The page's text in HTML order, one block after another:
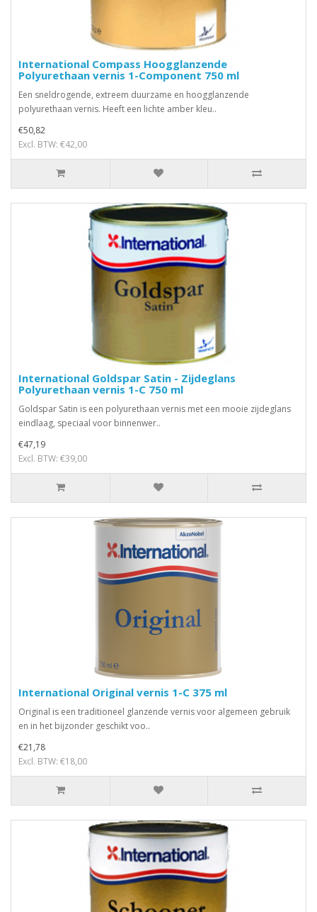
International Compass Hoogglanzende
Polyurethaan vernis 1-Component 750 ml
Een sneldrogende, extreem duurzame en hoogglanzende
polyurethaan vernis. Heeft een lichte amber kleu..
€50,82
Excl. BTW: €42,00
International Goldspar Satin - Zijdeglans
Polyurethaan vernis 1-C 750 ml
Goldspar Satin is een polyurethaan vernis met een mooie zijdeglans
eindlaag, speciaal voor binnenwer..
€47,19
Excl. BTW: €39,00
International Original vernis 1-C 375 ml
Original is een traditioneel glanzende vernis voor algemeen gebruik
en in het bijzonder geschikt voo..
€21,78
Excl. BTW: €18,00